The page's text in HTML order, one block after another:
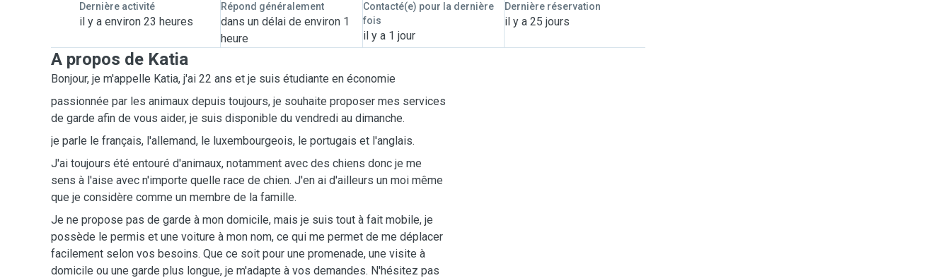
Dernière activité
il y a environ 23 heures
Répond généralement
dans un délai de environ 1
heure
Contacté(e) pour la dernière
fois
il y a 1 jour
Dernière réservation
il y a 25 jours
A propos de Katia
Bonjour, je m'appelle Katia, j'ai 22 ans et je suis étudiante en économie
passionnée par les animaux depuis toujours, je souhaite proposer mes services
de garde afin de vous aider, je suis disponible du vendredi au dimanche.
￼je parle le français, l'allemand, le luxembourgeois, le portugais et l'anglais.
J'ai toujours été entouré d'animaux, notamment avec des chiens donc je me
sens à l'aise avec n'importe quelle race de chien. J'en ai d'ailleurs un moi même
que je considère comme un membre de la famille.
Je ne propose pas de garde à mon domicile, mais je suis tout à fait mobile, je
possède le permis et une voiture à mon nom, ce qui me permet de me déplacer
facilement selon vos besoins. Que ce soit pour une promenade, une visite à
domicile ou une garde plus longue, je m'adapte à vos demandes. N'hésitez pas